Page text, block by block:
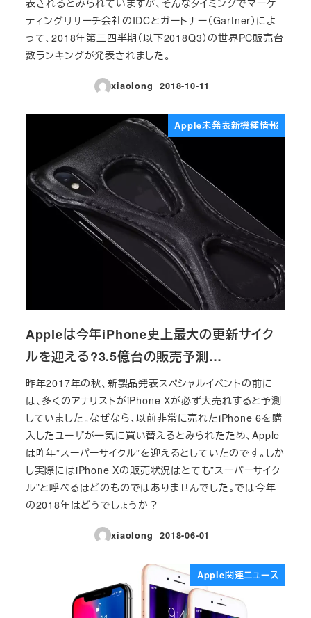
表されるとみられていますが、そんなタイミングでマーケ
ティングリサーチ会社のIDCとガートナー（Gartner）によ
って、2018年第三四半期（以下2018Q3）の世界PC販売台
数ランキングが発表されました。
xiaolong
投稿日
2018-10-11
Apple未発表新機種情報
Appleは今年iPhone史上最大の更新サイク
ルを迎える?3.5億台の販売予測…
昨年2017年の秋、新製品発表スペシャルイベントの前に
は、多くのアナリストがiPhone Xが必ず大売れすると予測
していました。なぜなら、以前非常に売れたiPhone 6を購
入したユーザが一気に買い替えるとみられたため、Apple
は昨年”スーパーサイクル”を迎えるとしていたのです。しか
し実際にはiPhone Xの販売状況はとても”スーパーサイク
ル”と呼べるほどのものではありませんでした。では今年
の2018年はどうでしょうか？
xiaolong
投稿日
2018-06-01
Apple関連ニュース